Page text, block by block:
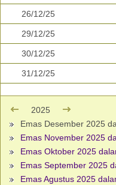
26/12/25
29/12/25
30/12/25
31/12/25
2025
Emas Desember 2025
Emas November 2025
Emas Oktober 2025
Emas September 2025
Emas Agustus 2025